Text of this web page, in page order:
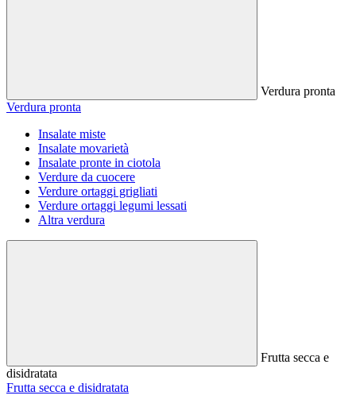
Verdura pronta
Verdura pronta
Insalate miste
Insalate movarietà
Insalate pronte in ciotola
Verdure da cuocere
Verdure ortaggi grigliati
Verdure ortaggi legumi lessati
Altra verdura
Frutta secca e
disidratata
Frutta secca e disidratata